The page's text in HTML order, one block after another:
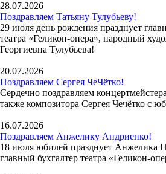
28.07.2026
Поздравляем Татьяну Тулубьеву!
29 июля день рождения празднует
театра «Геликон-опера», народный
Георгиевна Тулубьева!
20.07.2026
Поздравляем Сергея ЧеЧётко!
Сердечно поздравляем
также композитора Сергея Чечётко с
16.07.2026
Поздравляем Анжелику Андриенко!
18 июля юбилей празднует Анжелика
главный бухгалтер театра «Геликон-